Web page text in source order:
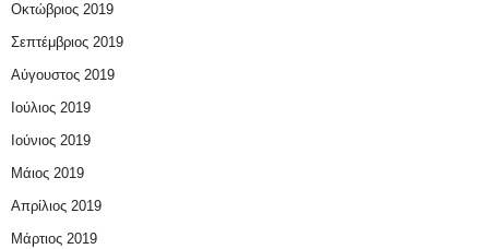
Οκτώβριος 2019
Σεπτέμβριος 2019
Αύγουστος 2019
Ιούλιος 2019
Ιούνιος 2019
Μάιος 2019
Απρίλιος 2019
Μάρτιος 2019